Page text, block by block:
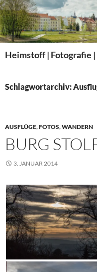
Zum
Inhalt
springen
Heimstoff | Fotografie
Schlagwortarchiv:
AUSFLÜGE,FOTOS,WANDERN
BURG
3. JANUAR 2014